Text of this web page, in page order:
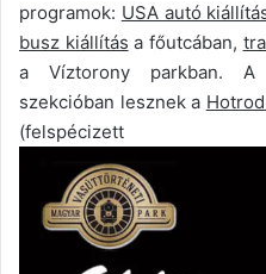
programok: USA autó
busz kiállítás a főutcában,
a Víztorony parkban. A
szekcióban lesznek a